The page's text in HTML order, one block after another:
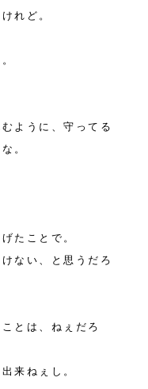
れど。
ように、守ってる
。
たことで。
ない、と思うだろ
とは、ねぇだろ
来ねぇし。